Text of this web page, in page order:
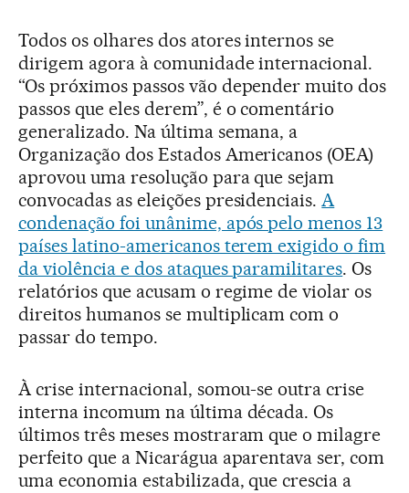
Todos os olhares dos atores internos se
dirigem agora à comunidade internacional.
“Os próximos passos vão depender muito dos
passos que eles derem”, é o comentário
generalizado. Na última semana, a
Organização dos Estados Americanos (OEA)
aprovou uma resolução para que sejam
convocadas as eleições presidenciais. A
condenação foi unânime, após pelo menos 13
países latino-americanos terem exigido o fim
da violência e dos ataques paramilitares. Os
relatórios que acusam o regime de violar os
direitos humanos se multiplicam com o
passar do tempo.
À crise internacional, somou-se outra crise
interna incomum na última década. Os
últimos três meses mostraram que o milagre
perfeito que a Nicarágua aparentava ser, com
uma economia estabilizada, que crescia a